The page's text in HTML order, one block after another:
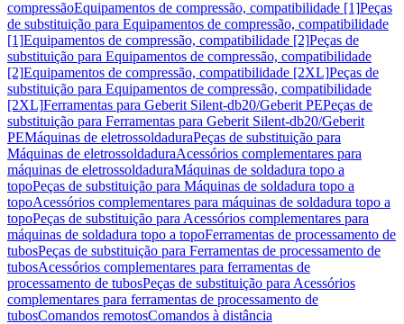
compressãoEquipamentos de compressão, compatibilidade [1]Peças
de substituição para Equipamentos de compressão, compatibilidade
[1]Equipamentos de compressão, compatibilidade [2]Peças de
substituição para Equipamentos de compressão, compatibilidade
[2]Equipamentos de compressão, compatibilidade [2XL]Peças de
substituição para Equipamentos de compressão, compatibilidade
[2XL]Ferramentas para Geberit Silent-db20/Geberit PEPeças de
substituição para Ferramentas para Geberit Silent-db20/Geberit
PEMáquinas de eletrossoldaduraPeças de substituição para
Máquinas de eletrossoldaduraAcessórios complementares para
máquinas de eletrossoldaduraMáquinas de soldadura topo a
topoPeças de substituição para Máquinas de soldadura topo a
topoAcessórios complementares para máquinas de soldadura topo a
topoPeças de substituição para Acessórios complementares para
máquinas de soldadura topo a topoFerramentas de processamento de
tubosPeças de substituição para Ferramentas de processamento de
tubosAcessórios complementares para ferramentas de
processamento de tubosPeças de substituição para Acessórios
complementares para ferramentas de processamento de
tubosComandos remotosComandos à distância